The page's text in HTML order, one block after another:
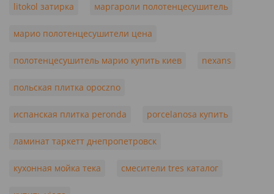
litokol затирка маргароли полотенцесушитель
марио полотенцесушители цена
полотенцесушитель марио купить киев nexans
польская плитка opoczno
испанская плитка peronda porcelanosa купить
ламинат таркетт днепропетровск
кухонная мойка тека смесители tres каталог